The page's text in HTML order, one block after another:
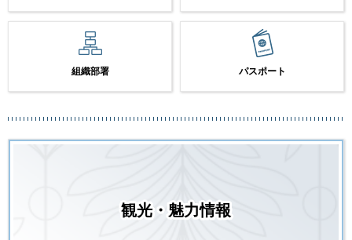
組織部署 パスポート
観光・魅力情報